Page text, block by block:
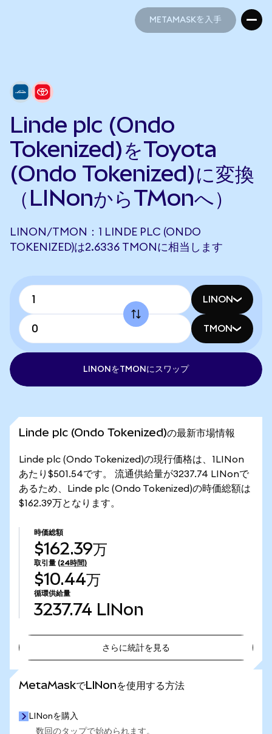
METAMASKを入手
Linde plc (Ondo
Tokenized)をToyota
(Ondo Tokenized)に変換
（LINonからTMonへ）
LINON/TMON：1 LINDE PLC (ONDO
TOKENIZED)は2.6336 TMONに相当します
LINON
TMON
LINONをTMONにスワップ
Linde plc (Ondo Tokenized)の最新市場情報
Linde plc (Ondo Tokenized)の現行価格は、1LINon
あたり$501.54です。 流通供給量が3237.74 LINonで
あるため、Linde plc (Ondo Tokenized)の時価総額は
$162.39万となります。
時価総額
$162.39万
取引量 (24時間)
$10.44万
循環供給量
3237.74 LINon
さらに統計を見る
MetaMaskでLINonを使用する方法
LINonを購入
数回のタップで始められます。